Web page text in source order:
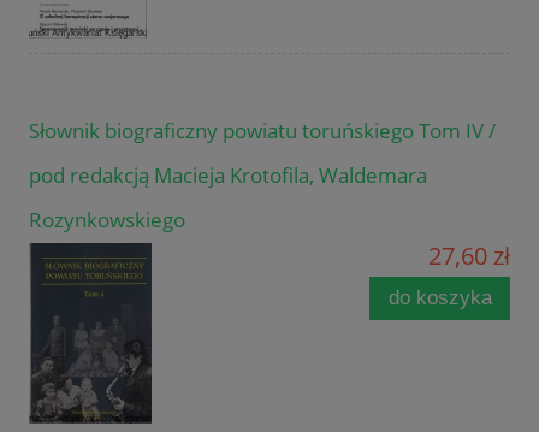
Słownik biograficzny powiatu toruńskiego Tom IV /
pod redakcją Macieja Krotofila, Waldemara
Rozynkowskiego
27,60 zł
do koszyka